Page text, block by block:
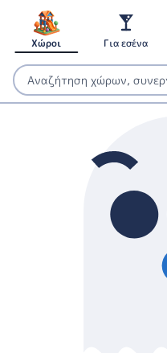
Χώροι Για εσένα